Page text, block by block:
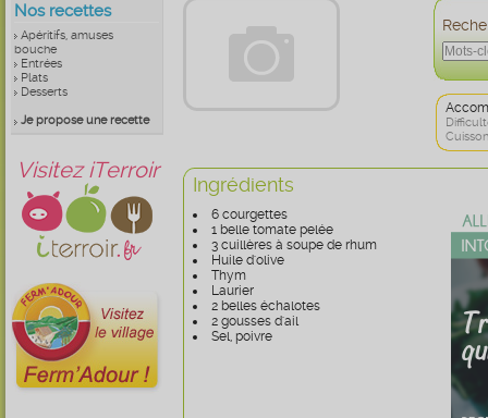
Nos recettes
Apéritifs, amuses
bouche
Entrées
Plats
Desserts
Je propose une recette
Visitez iTerroir
Ingrédients
6 courgettes
1 belle tomate pelée
3 cuillères à soupe de rhum
Huile d'olive
Thym
Laurier
2 belles échalotes
2 gousses d'ail
Sel, poivre